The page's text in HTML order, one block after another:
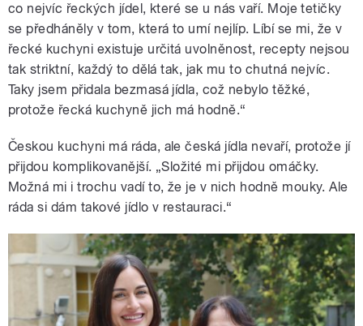
co nejvíc řeckých jídel, které se u nás vaří. Moje tetičky
se předháněly v tom, která to umí nejlíp. Líbí se mi, že v
řecké kuchyni existuje určitá uvolněnost, recepty nejsou
tak striktní, každý to dělá tak, jak mu to chutná nejvíc.
Taky jsem přidala bezmasá jídla, což nebylo těžké,
protože řecká kuchyně jich má hodně.“
Českou kuchyni má ráda, ale česká jídla nevaří, protože jí
přijdou komplikovanější. „Složité mi přijdou omáčky.
Možná mi i trochu vadí to, že je v nich hodně mouky. Ale
ráda si dám takové jídlo v restauraci.“